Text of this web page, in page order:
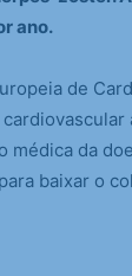
ano.
de
da
baixar o